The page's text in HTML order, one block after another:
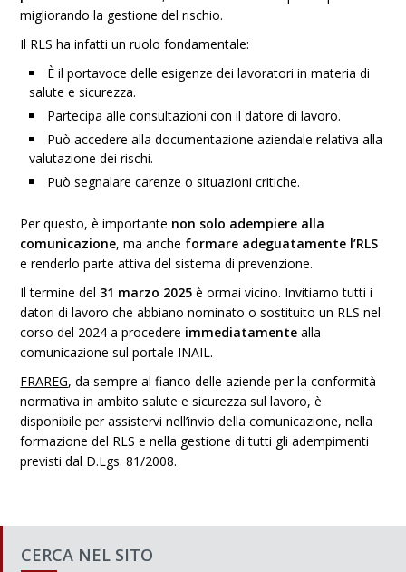
migliorando la gestione del rischio.
Il RLS ha infatti un ruolo fondamentale:
È il portavoce delle esigenze dei lavoratori in materia di
salute e sicurezza.
Partecipa alle consultazioni con il datore di lavoro.
Può accedere alla documentazione aziendale relativa alla
valutazione dei rischi.
Può segnalare carenze o situazioni critiche.
Per questo, è importante non solo adempiere alla
comunicazione, ma anche formare adeguatamente l’RLS
e renderlo parte attiva del sistema di prevenzione.
Il termine del 31 marzo 2025 è ormai vicino. Invitiamo tutti i
datori di lavoro che abbiano nominato o sostituito un RLS nel
corso del 2024 a procedere immediatamente alla
comunicazione sul portale INAIL.
FRAREG, da sempre al fianco delle aziende per la conformità
normativa in ambito salute e sicurezza sul lavoro, è
disponibile per assistervi nell’invio della comunicazione, nella
formazione del RLS e nella gestione di tutti gli adempimenti
previsti dal D.Lgs. 81/2008.
CERCA NEL SITO